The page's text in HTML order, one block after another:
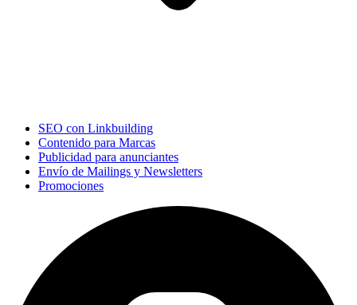
SEO con Linkbuilding
Contenido para Marcas
Publicidad para anunciantes
Envío de Mailings y Newsletters
Promociones